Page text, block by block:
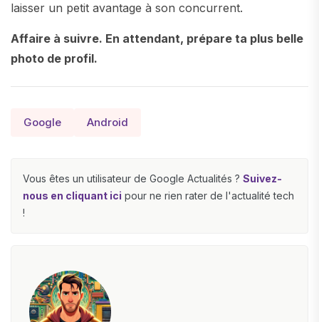
laisser un petit avantage à son concurrent.
Affaire à suivre. En attendant, prépare ta plus belle
photo de profil.
Google Android
Vous êtes un utilisateur de Google Actualités ? Suivez-
nous en cliquant ici pour ne rien rater de l'actualité tech
!